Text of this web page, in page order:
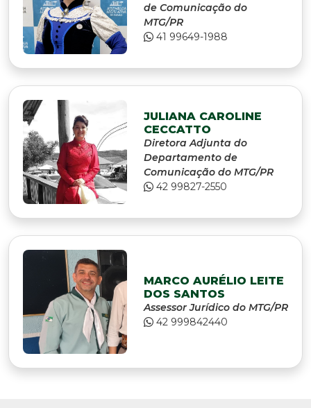
de Comunicação do
MTG/PR
41 99649-1988
JULIANA CAROLINE
CECCATTO
Diretora Adjunta do
Departamento de
Comunicação do MTG/PR
42 99827-2550
MARCO AURÉLIO LEITE
DOS SANTOS
Assessor Jurídico do MTG/PR
42 999842440